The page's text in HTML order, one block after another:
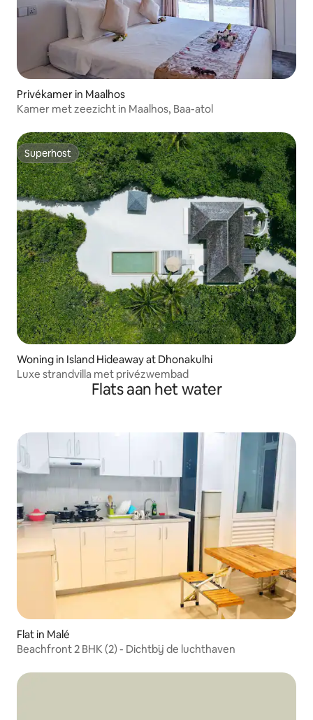
Privékamer in Maalhos
Kamer met zeezicht in Maalhos, Baa-atol
Superhost
Superhost
Woning in Island Hideaway at Dhonakulhi
Luxe strandvilla met privézwembad
Flats aan het water
Flat in Malé
Beachfront 2 BHK (2) - Dichtbij de luchthaven